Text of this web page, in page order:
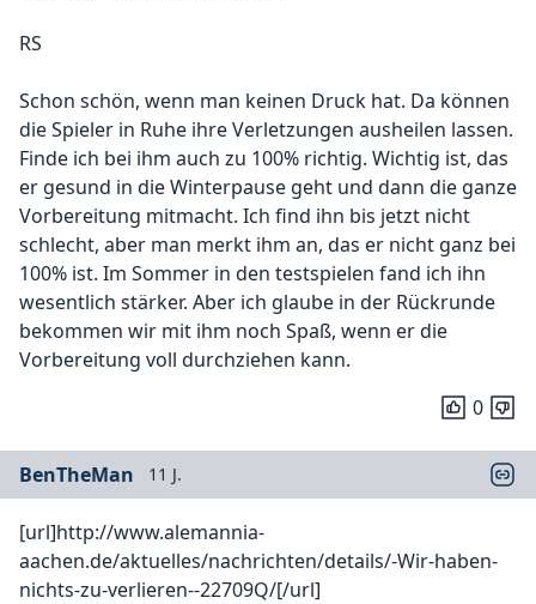
RS
Schon schön, wenn man keinen Druck hat. Da können
die Spieler in Ruhe ihre Verletzungen ausheilen lassen.
Finde ich bei ihm auch zu 100% richtig. Wichtig ist, das
er gesund in die Winterpause geht und dann die ganze
Vorbereitung mitmacht. Ich find ihn bis jetzt nicht
schlecht, aber man merkt ihm an, das er nicht ganz bei
100% ist. Im Sommer in den testspielen fand ich ihn
wesentlich stärker. Aber ich glaube in der Rückrunde
bekommen wir mit ihm noch Spaß, wenn er die
Vorbereitung voll durchziehen kann.
0
BenTheMan 11 J.
[url]http://www.alemannia-
aachen.de/aktuelles/nachrichten/details/-Wir-haben-
nichts-zu-verlieren--22709Q/[/url]